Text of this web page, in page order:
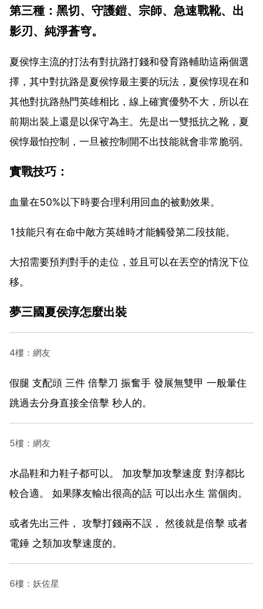
第三種：黑切、守護鎧、宗師、急速戰靴、出
影刃、純淨蒼穹。
夏侯惇主流的打法有對抗路打錢和發育路輔助這兩個選
擇，其中對抗路是夏侯惇最主要的玩法，夏侯惇現在和
其他對抗路熱門英雄相比，線上確實優勢不大，所以在
前期出裝上還是以保守為主。先是出一雙抵抗之靴，夏
侯惇最怕控制，一旦被控制開不出技能就會非常脆弱。
實戰技巧：
血量在50%以下時要合理利用回血的被動效果。
1技能只有在命中敵方英雄時才能觸發第二段技能。
大招需要預判對手的走位，並且可以在丟空的情況下位
移。
夢三國夏侯淳怎麼出裝
4樓：網友
假腿 支配頭 三件 倍擊刀 振奮手 發展無雙甲 一般暈住
跳過去分身直接全倍擊 秒人的。
5樓：網友
水晶鞋和力鞋子都可以。 加攻擊加攻擊速度 對淳都比
較合適。 如果隊友輸出很高的話 可以出永生 當個肉。
或者先出三件， 攻擊打錢兩不誤， 然後就是倍擊 或者
電錘 之類加攻擊速度的。
6樓：妖佐星